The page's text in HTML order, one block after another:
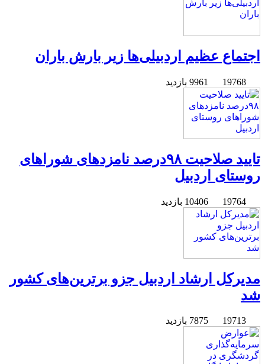
اجتماع عظیم اردبیلی‌ها زیر بارش باران
تایید صلاحیت ۹۸درصد نامزدهای شوراهای
روستای اردبیل
مدیرکل ارشاد اردبیل جزو برترین‌های کشور
شد